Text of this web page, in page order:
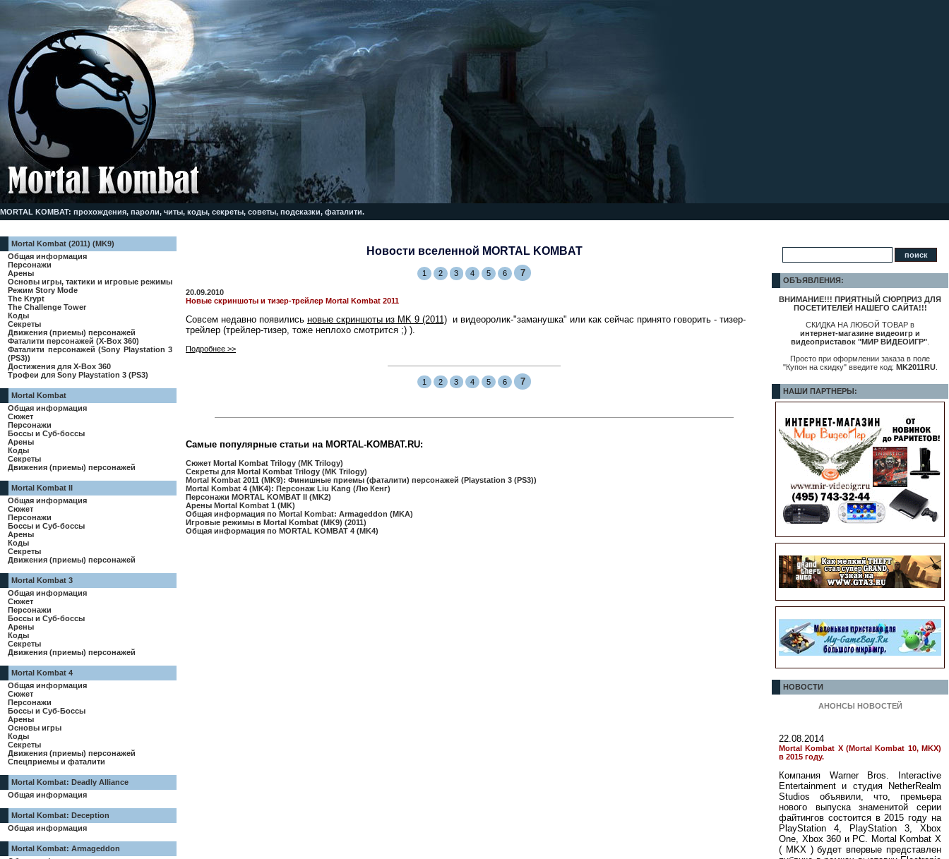
MORTAL KOMBAT: прохождения, пароли, читы, коды, секреты, советы, подсказки, фаталити.
Mortal Kombat (2011) (MK9)
Общая информация
Персонажи
Арены
Основы игры, тактики и игровые режимы
Режим Story Mode
The Krypt
The Challenge Tower
Коды
Секреты
Движения (приемы) персонажей
Фаталити персонажей (X-Box 360)
Фаталити персонажей (Sony Playstation 3
(PS3))
Достижения для X-Box 360
Трофеи для Sony Playstation 3 (PS3)
Mortal Kombat
Общая информация
Сюжет
Персонажи
Боссы и Суб-боссы
Арены
Коды
Секреты
Движения (приемы) персонажей
Mortal Kombat II
Общая информация
Сюжет
Персонажи
Боссы и Суб-боссы
Арены
Коды
Секреты
Движения (приемы) персонажей
Mortal Kombat 3
Общая информация
Сюжет
Персонажи
Боссы и Суб-боссы
Арены
Коды
Секреты
Движения (приемы) персонажей
Mortal Kombat 4
Общая информация
Сюжет
Персонажи
Боссы и Суб-Боссы
Арены
Основы игры
Коды
Секреты
Движения (приемы) персонажей
Спецприемы и фаталити
Mortal Kombat: Deadly Alliance
Общая информация
Mortal Kombat: Deception
Общая информация
Mortal Kombat: Armageddon
Новости вселенной MORTAL KOMBAT
1 2 3 4 5 6 7
20.09.2010
Новые скриншоты и тизер-трейлер Mortal Kombat 2011
Совсем недавно появились новые скриншоты из MK 9 (2011) и видеоролик-"заманушка" или как сейчас принято говорить - тизер-
трейлер (трейлер-тизер, тоже неплохо смотрится ;) ).
Подробнее >>
1 2 3 4 5 6 7
Самые популярные статьи на MORTAL-KOMBAT.RU:
Сюжет Mortal Kombat Trilogy (MK Trilogy)
Секреты для Mortal Kombat Trilogy (MK Trilogy)
Mortal Kombat 2011 (MK9): Финишные приемы (фаталити) персонажей (Playstation 3 (PS3))
Mortal Kombat 4 (MK4): Персонаж Liu Kang (Лю Кенг)
Персонажи MORTAL KOMBAT II (MK2)
Арены Mortal Kombat 1 (MK)
Общая информация по Mortal Kombat: Armageddon (MKA)
Игровые режимы в Mortal Kombat (MK9) (2011)
Общая информация по MORTAL KOMBAT 4 (MK4)
ОБЪЯВЛЕНИЯ:
ВНИМАНИЕ!!! ПРИЯТНЫЙ СЮРПРИЗ ДЛЯ
ПОСЕТИТЕЛЕЙ НАШЕГО САЙТА!!!
СКИДКА НА ЛЮБОЙ ТОВАР в
интернет-магазине видеоигр и
видеоприставок "МИР ВИДЕОИГР"
Просто при оформлении заказа в поле
"Купон на скидку" введите код: MK2011RU.
НАШИ ПАРТНЕРЫ:
НОВОСТИ
АНОНСЫ НОВОСТЕЙ
22.08.2014
Mortal Kombat X (Mortal Kombat 10, MKX)
в 2015 году.
Компания Warner Bros. Interactive
Entertainment и студия NetherRealm
Studios объявили, что, премьера
нового выпуска знаменитой серии
файтингов состоится в 2015 году на
PlayStation 4, PlayStation 3, Xbox
One, Xbox 360 и PC. Mortal Kombat X
( MKX ) будет впервые представлен